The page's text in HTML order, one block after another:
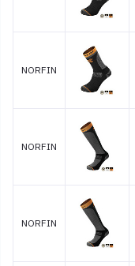
NORFIN
NORFIN
NORFIN